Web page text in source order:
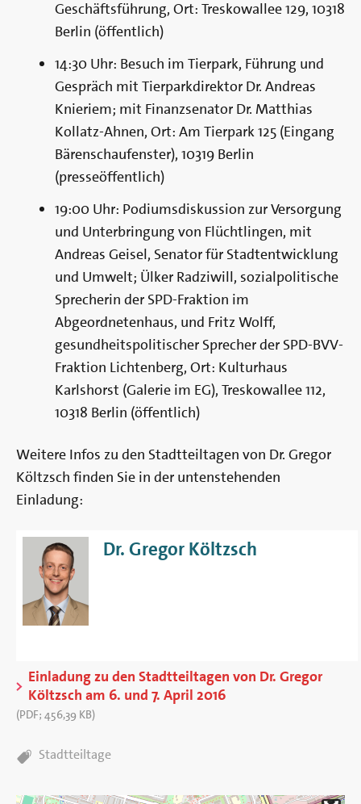
Geschäftsführung, Ort: Treskowallee 129, 10318
Berlin (öffentlich)
14:30 Uhr: Besuch im Tierpark, Führung und
Gespräch mit Tierparkdirektor Dr. Andreas
Knieriem; mit Finanzsenator Dr. Matthias
Kollatz-Ahnen, Ort: Am Tierpark 125 (Eingang
Bärenschaufenster), 10319 Berlin
(presseöffentlich)
19:00 Uhr: Podiumsdiskussion zur Versorgung
und Unterbringung von Flüchtlingen, mit
Andreas Geisel, Senator für Stadtentwicklung
und Umwelt; Ülker Radziwill, sozialpolitische
Sprecherin der SPD-Fraktion im
Abgeordnetenhaus, und Fritz Wolff,
gesundheitspolitischer Sprecher der SPD-BVV-
Fraktion Lichtenberg, Ort: Kulturhaus
Karlshorst (Galerie im EG), Treskowallee 112,
10318 Berlin (öffentlich)
Weitere Infos zu den Stadtteiltagen von Dr. Gregor
Költzsch finden Sie in der untenstehenden
Einladung:
Dr. Gregor Költzsch
Einladung zu den Stadtteiltagen von Dr. Gregor
Költzsch am 6. und 7. April 2016
(PDF; 456,39 KB)
TAGS:
Stadtteiltage